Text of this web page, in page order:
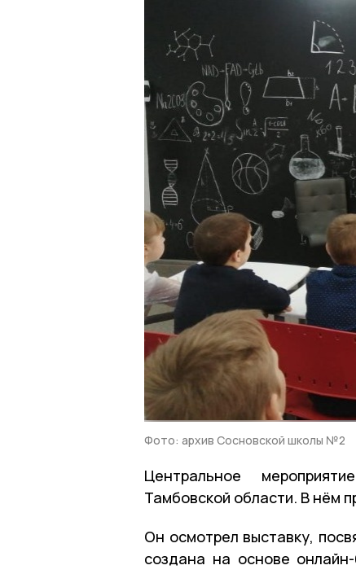
Фото: архив Сосновской школы №2
Центральное
Тамбовской области. В нём
Он осмотрел выставку,
создана на основе